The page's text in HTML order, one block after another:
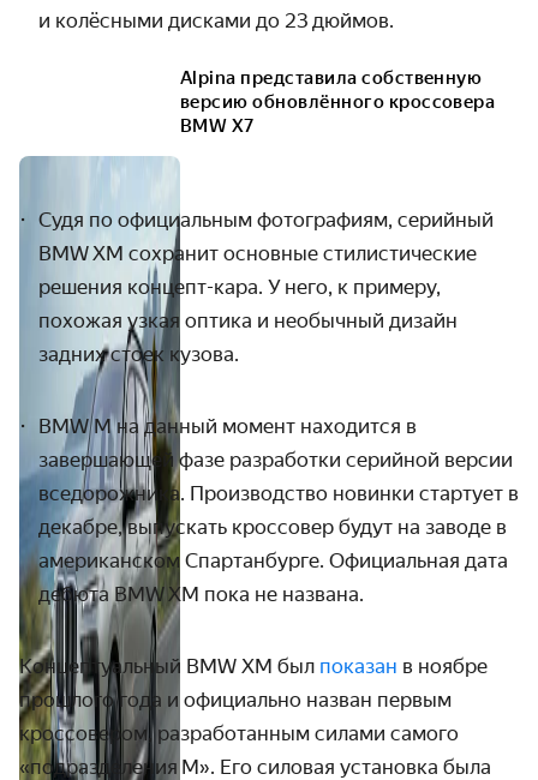
и колёсными дисками до 23 дюймов.
Alpina представила собственную
версию обновлённого кроссовера
BMW X7
Судя по официальным фотографиям, серийный
BMW XM сохранит основные стилистические
решения концепт-кара. У него, к примеру,
похожая узкая оптика и необычный дизайн
задних стоек кузова.
BMW M на данный момент находится в
завершающей фазе разработки серийной версии
вседорожника. Производство новинки стартует в
декабре, выпускать кроссовер будут на заводе в
американском Спартанбурге. Официальная дата
дебюта BMW XM пока не названа.
Концептуальный BMW XM был показан в ноябре
прошлого года и официально назван первым
кроссовером, разработанным силами самого
«подразделе­ния М». Его силовая установка была